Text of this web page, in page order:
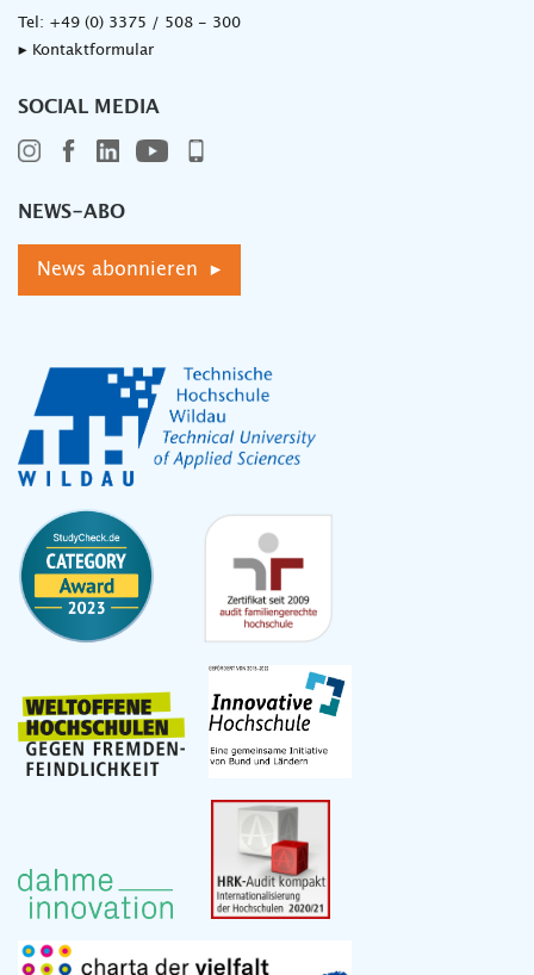
Tel: +49 (0) 3375 / 508 - 300
▸ Kontaktformular
SOCIAL MEDIA
NEWS-ABO
News abonnieren ▸